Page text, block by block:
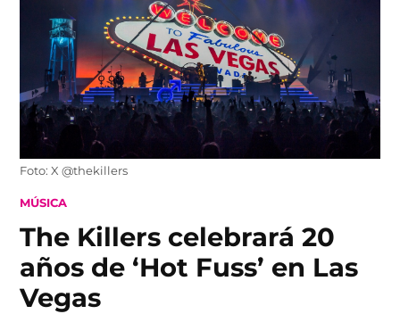
Foto: X @thekillers
POSTED
MÚSICA
The Killers celebrará 20
años de ‘Hot Fuss’ en Las
Vegas